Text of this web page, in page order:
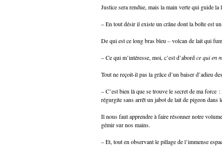
Justice sera rendue, mais la main verte qui guide
– En tout désir il existe un crâne dont la boîte est
De qui est ce long bras bleu – volcan de lait qui
– Ce qui m’intéresse, moi, c’est d’abordce qui en
Tout ne reçoit-il pas la grâce d’un baiser d’adieu
– C’est bien là que se trouve le secret de ma force
régurgite sans arrêt un jabot de lait de pigeon dans
Il nous faut apprendre à faire résonner notre
gémir sur nos mains.
– Et, tout en observant le pillage de l’immense